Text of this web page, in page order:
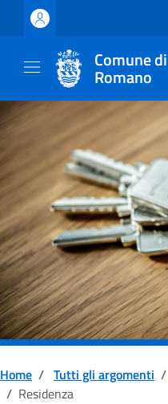
Vai ai contenuti
Vai al footer
Comune
Romano
Home / Tutti gli argomenti /
/ Residenza